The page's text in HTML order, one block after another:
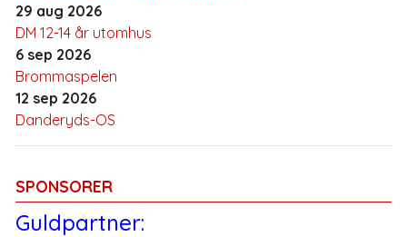
29 aug 2026
DM 12-14 år utomhus
6 sep 2026
Brommaspelen
12 sep 2026
Danderyds-OS
SPONSORER
Guldpartner: